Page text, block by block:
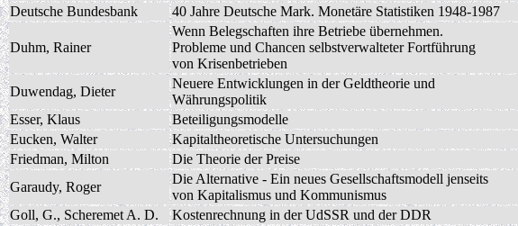
Deutsche Bundesbank
40 Jahre Deutsche Mark. Monetäre Statistiken 1948-1987
Duhm, Rainer
Wenn Belegschaften ihre Betriebe übernehmen.
Probleme und Chancen selbstverwalteter Fortführung
von Krisenbetrieben
Duwendag, Dieter
Neuere Entwicklungen in der Geldtheorie und
Währungspolitik
Esser, Klaus
Beteiligungsmodelle
Eucken, Walter
Kapitaltheoretische Untersuchungen
Friedman, Milton
Die Theorie der Preise
Garaudy, Roger
Die Alternative - Ein neues Gesellschaftsmodell jenseits
von Kapitalismus und Kommunismus
Goll, G., Scheremet A. D.
Kostenrechnung in der UdSSR und der DDR